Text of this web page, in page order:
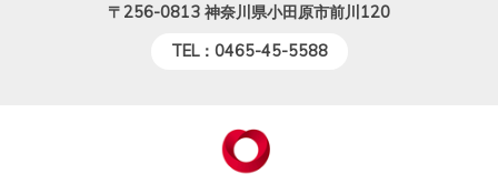
〒256-0813 神奈川県小田原市前川120
TEL：0465-45-5588